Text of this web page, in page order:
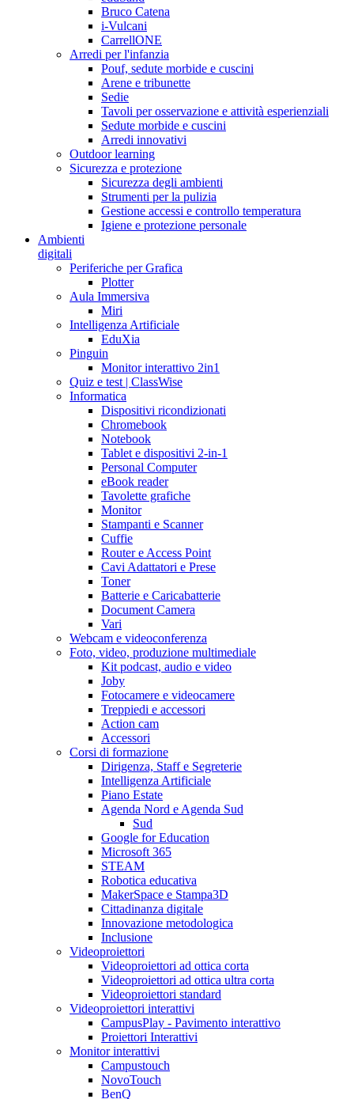
Bruco Catena
i-Vulcani
CarrellONE
Arredi per l'infanzia
Pouf, sedute morbide e cuscini
Arene e tribunette
Sedie
Tavoli per osservazione e attività esperienziali
Sedute morbide e cuscini
Arredi innovativi
Outdoor learning
Sicurezza e protezione
Sicurezza degli ambienti
Strumenti per la pulizia
Gestione accessi e controllo temperatura
Igiene e protezione personale
Ambienti
digitali
Periferiche per Grafica
Plotter
Aula Immersiva
Miri
Intelligenza Artificiale
EduXia
Pinguin
Monitor interattivo 2in1
Quiz e test | ClassWise
Informatica
Dispositivi ricondizionati
Chromebook
Notebook
Tablet e dispositivi 2-in-1
Personal Computer
eBook reader
Tavolette grafiche
Monitor
Stampanti e Scanner
Cuffie
Router e Access Point
Cavi Adattatori e Prese
Toner
Batterie e Caricabatterie
Document Camera
Vari
Webcam e videoconferenza
Foto, video, produzione multimediale
Kit podcast, audio e video
Joby
Fotocamere e videocamere
Treppiedi e accessori
Action cam
Accessori
Corsi di formazione
Dirigenza, Staff e Segreterie
Intelligenza Artificiale
Piano Estate
Agenda Nord e Agenda Sud
Sud
Google for Education
Microsoft 365
STEAM
Robotica educativa
MakerSpace e Stampa3D
Cittadinanza digitale
Innovazione metodologica
Inclusione
Videoproiettori
Videoproiettori ad ottica corta
Videoproiettori ad ottica ultra corta
Videoproiettori standard
Videoproiettori interattivi
CampusPlay - Pavimento interattivo
Proiettori Interattivi
Monitor interattivi
Campustouch
NovoTouch
BenQ